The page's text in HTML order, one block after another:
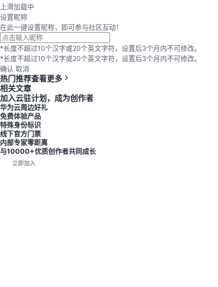
上滑加载中
设置昵称
在此一键设置昵称，即可参与社区互动！
*长度不超过10个汉字或20个英文字符，设置后3个月内不可修改。
*长度不超过10个汉字或20个英文字符，设置后3个月内不可修改。
确认 取消
热门推荐查看更多
相关文章
加入云驻计划，成为创作者
华为云周边好礼
免费体验产品
特殊身份标识
线下官方门票
内部专家零距离
与10000+优质创作者共同成长
立即加入